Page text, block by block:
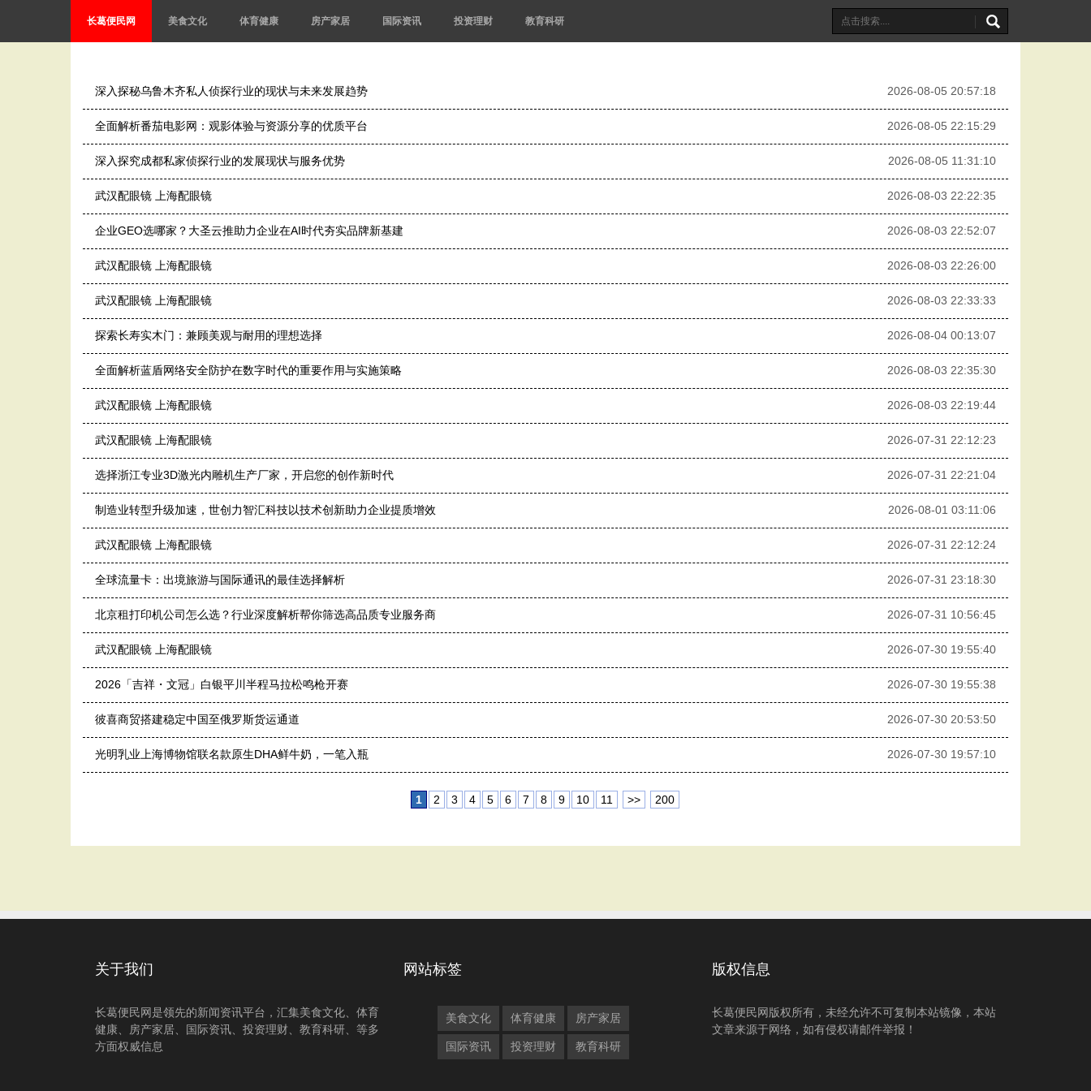
长葛便民网 美食文化 体育健康 房产家居 国际资讯 投资理财 教育科研
深入探秘乌鲁木齐私人侦探行业的现状与未来发展趋势 2026-08-05 20:57:18
全面解析番茄电影网：观影体验与资源分享的优质平台 2026-08-05 22:15:29
深入探究成都私家侦探行业的发展现状与服务优势 2026-08-05 11:31:10
武汉配眼镜 上海配眼镜 2026-08-03 22:22:35
企业GEO选哪家？大圣云推助力企业在AI时代夯实品牌新基建 2026-08-03 22:52:07
武汉配眼镜 上海配眼镜 2026-08-03 22:26:00
武汉配眼镜 上海配眼镜 2026-08-03 22:33:33
探索长寿实木门：兼顾美观与耐用的理想选择 2026-08-04 00:13:07
全面解析蓝盾网络安全防护在数字时代的重要作用与实施策略 2026-08-03 22:35:30
武汉配眼镜 上海配眼镜 2026-08-03 22:19:44
武汉配眼镜 上海配眼镜 2026-07-31 22:12:23
选择浙江专业3D激光内雕机生产厂家，开启您的创作新时代 2026-07-31 22:21:04
制造业转型升级加速，世创力智汇科技以技术创新助力企业提质增效 2026-08-01 03:11:06
武汉配眼镜 上海配眼镜 2026-07-31 22:12:24
全球流量卡：出境旅游与国际通讯的最佳选择解析 2026-07-31 23:18:30
北京租打印机公司怎么选？行业深度解析帮你筛选高品质专业服务商 2026-07-31 10:56:45
武汉配眼镜 上海配眼镜 2026-07-30 19:55:40
2026「吉祥・文冠」白银平川半程马拉松鸣枪开赛 2026-07-30 19:55:38
彼喜商贸搭建稳定中国至俄罗斯货运通道 2026-07-30 20:53:50
光明乳业上海博物馆联名款原生DHA鲜牛奶，一笔入瓶 2026-07-30 19:57:10
1 2 3 4 5 6 7 8 9 10 11 >> 200
关于我们
长葛便民网是领先的新闻资讯平台，汇集美食文化、体育
健康、房产家居、国际资讯、投资理财、教育科研、等多
方面权威信息
网站标签
美食文化 体育健康 房产家居
国际资讯 投资理财 教育科研
版权信息
长葛便民网版权所有，未经允许不可复制本站镜像，本站
文章来源于网络，如有侵权请邮件举报！